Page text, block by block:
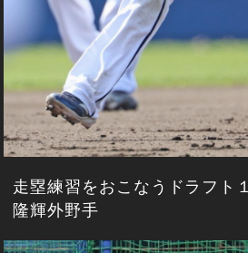
走塁練習をおこなうドラフト
隆輝外野手